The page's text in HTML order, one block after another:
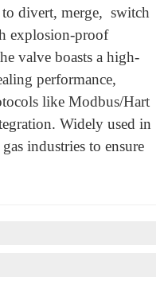
divert, merge, switch
explosion-proof
valve boasts a high-
performance,
like Modbus/Hart
Widely used in
industries to ensure